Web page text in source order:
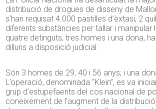
distribució de drogues de disseny de
s’han requisat 4.000 pastilles d’èxtasi, 2
diferents substàncies per tallar i manipular
quatre detinguts, tres homes i una dona,
dilluns a disposició judicial.
Són 3 homes de 29, 40 i 56 anys; i una
L’operació, denominada “Klein”, es va
grup d’estupefaents del cos nacional de
coneixement de l’augment de la